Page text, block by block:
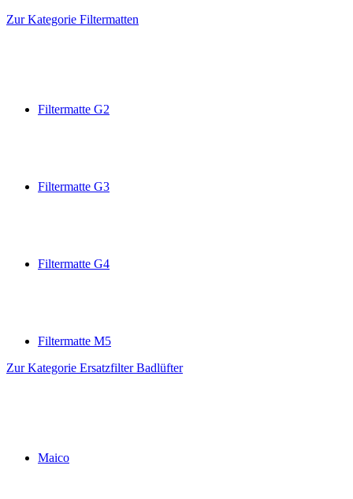
Zur Kategorie Filtermatten
Filtermatte G2
Filtermatte G3
Filtermatte G4
Filtermatte M5
Zur Kategorie Ersatzfilter Badlüfter
Maico